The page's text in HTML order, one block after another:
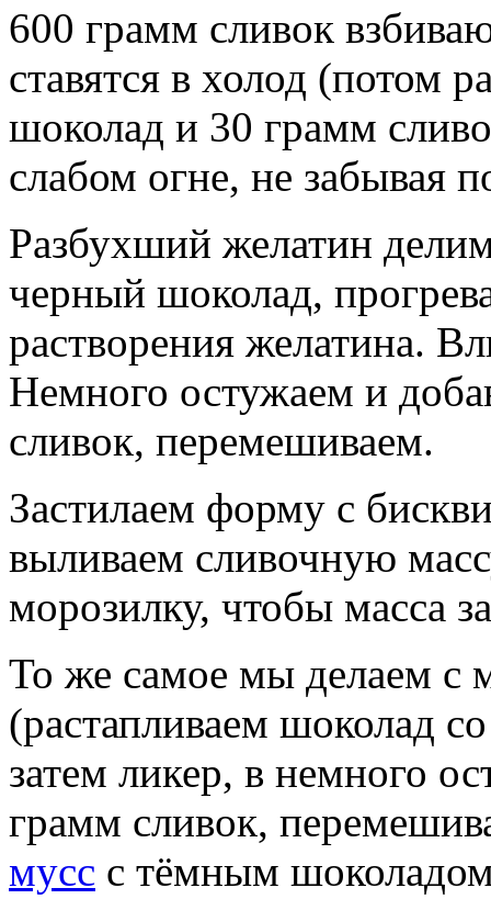
600 грамм сливок
ставятся в холод (потом
шоколад и 30 грамм
слабом огне, не забывая
Разбухший желатин
черный шоколад,
растворения желатина.
Немного остужаем и
сливок, перемешиваем.
Застилаем форму с
выливаем сливочную
морозилку, чтобы масса
То же самое мы делаем с
(растапливаем шоколад
затем ликер, в немного
грамм сливок,
мусс с тёмным